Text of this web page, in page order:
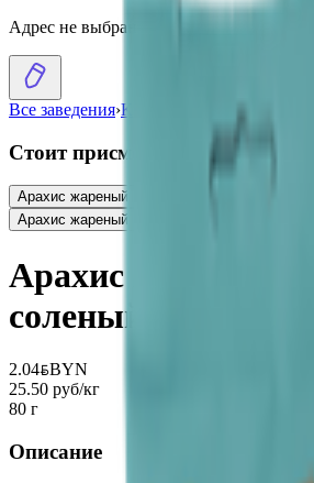
Адрес не выбран
Все заведения›Каталог Арахис
Стоит присмотреться
Арахис жареный соленый
Арахис жареный «Рень» двойной сыр
Арахис жареный
соленый
2.04BYNBYN
25.50 руб/кг
80 г
Описание